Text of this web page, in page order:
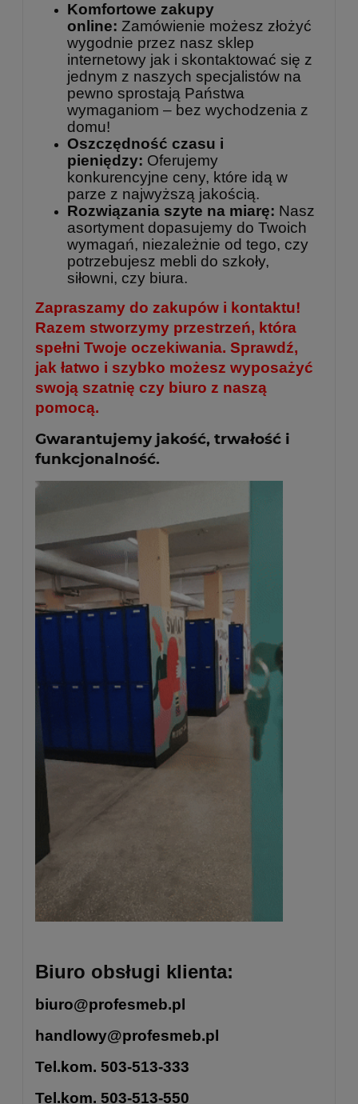
Komfortowe zakupy
online: Zamówienie możesz złożyć
wygodnie przez nasz sklep
internetowy jak i skontaktować się z
jednym z naszych specjalistów na
pewno sprostają Państwa
wymaganiom – bez wychodzenia z
domu!
Oszczędność czasu i
pieniędzy: Oferujemy
konkurencyjne ceny, które idą w
parze z najwyższą jakością.
Rozwiązania szyte na miarę: Nasz
asortyment dopasujemy do Twoich
wymagań, niezależnie od tego, czy
potrzebujesz mebli do szkoły,
siłowni, czy biura.
Zapraszamy do zakupów i kontaktu!
Razem stworzymy przestrzeń, która
spełni Twoje oczekiwania. Sprawdź,
jak łatwo i szybko możesz wyposażyć
swoją szatnię czy biuro z naszą
pomocą.
Gwarantujemy jakość, trwałość i
funkcjonalność.
Biuro obsługi klienta:
biuro@profesmeb.pl
handlowy@profesmeb.pl
Tel.kom. 503-513-333
Tel.kom. 503-513-550